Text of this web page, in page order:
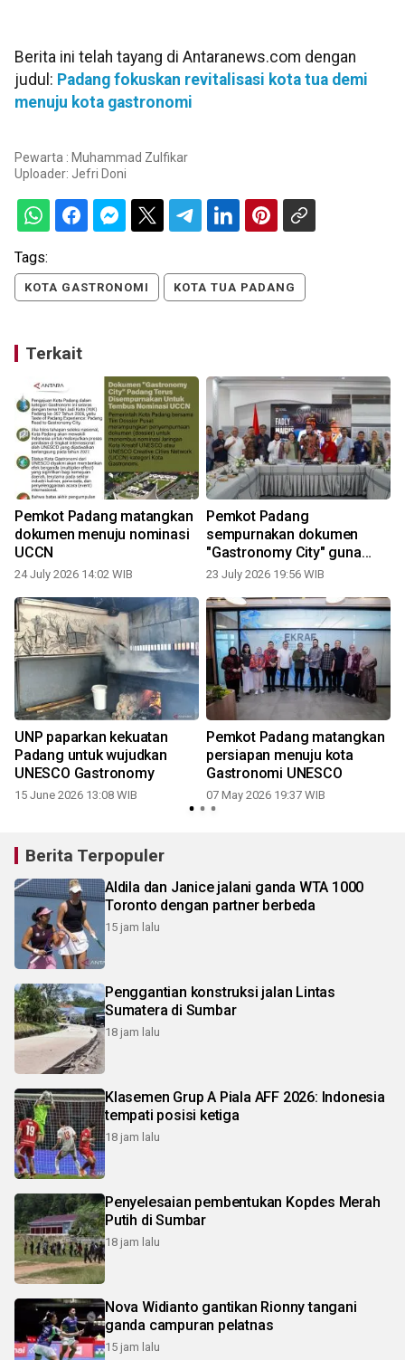
Berita ini telah tayang di Antaranews.com dengan
judul: Padang fokuskan revitalisasi kota tua demi
menuju kota gastronomi
Pewarta : Muhammad Zulfikar
Uploader: Jefri Doni
Tags:
KOTA GASTRONOMI KOTA TUA PADANG
Terkait
Pemkot Padang matangkan
dokumen menuju nominasi
UCCN
24 July 2026 14:02 WIB
Pemkot Padang
sempurnakan dokumen
"Gastronomy City" guna
tembus nominasi UCCN
23 July 2026 19:56 WIB
UNP paparkan kekuatan
Padang untuk wujudkan
UNESCO Gastronomy
15 June 2026 13:08 WIB
Pemkot Padang matangkan
persiapan menuju kota
Gastronomi UNESCO
07 May 2026 19:37 WIB
Berita Terpopuler
Aldila dan Janice jalani ganda WTA 1000
Toronto dengan partner berbeda
15 jam lalu
Penggantian konstruksi jalan Lintas
Sumatera di Sumbar
18 jam lalu
Klasemen Grup A Piala AFF 2026: Indonesia
tempati posisi ketiga
18 jam lalu
Penyelesaian pembentukan Kopdes Merah
Putih di Sumbar
18 jam lalu
Nova Widianto gantikan Rionny tangani
ganda campuran pelatnas
15 jam lalu